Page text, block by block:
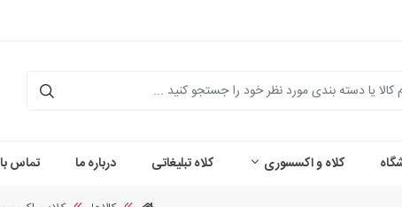
کلاه و اکسسوری کلاه تبلیغاتی درباره ما تماس